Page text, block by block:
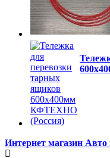
Интернет магазин Авто